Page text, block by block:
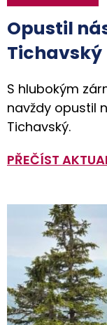
Opustil
Tichavský
S hlubokým
navždy opustil
Tichavský.
PŘEČÍST